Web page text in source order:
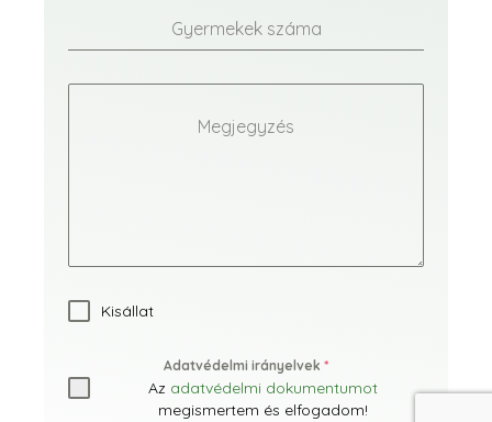
Gyermekek száma
Megjegyzés
Kisállat
Adatvédelmi irányelvek *
Az adatvédelmi dokumentumot
megismertem és elfogadom!